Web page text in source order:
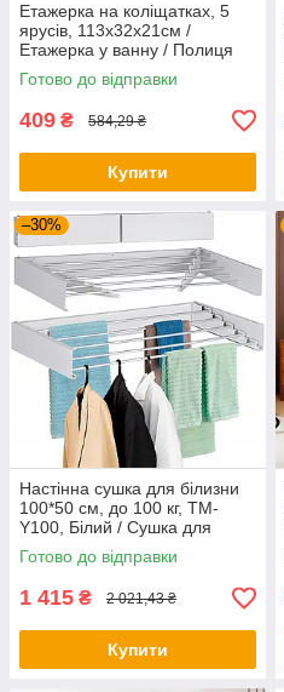
Етажерка на коліщатках, 5
ярусів, 113х32х21см /
Етажерка у ванну / Полиця
на коліщатках / Стелаж на
коліщатках
Готово до відправки
409 ₴ 584,29 ₴
Купити
–30%
Настінна сушка для білизни
100*50 см, до 100 кг, TM-
Y100, Білий / Сушка для
речей
Готово до відправки
1 415 ₴ 2 021,43 ₴
Купити